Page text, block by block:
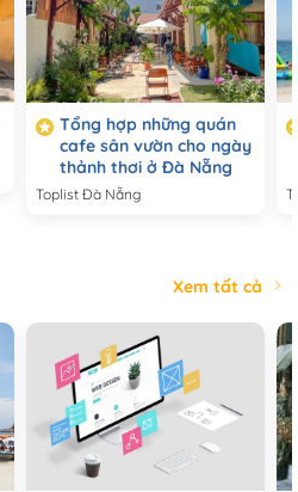
Tổng hợp những quán
cafe sân vườn cho ngày
thảnh thơi ở Đà Nẵng
Toplist Đà Nẵng
Xem tất cả